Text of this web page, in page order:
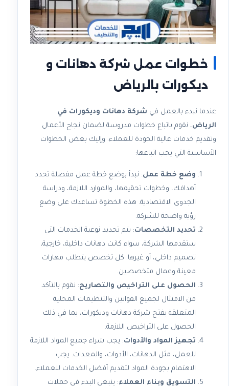
خطوات عمل شركة دهانات و
ديكورات بالرياض
عندما نبدء بالعمل في شركة دهانات وديكورات في
الرياض، نقوم باتباع خطوات مدروسة لضمان نجاح الأعمال
وتقديم خدمات عالية الجودة للعملاء. وإليك بعض الخطوات
الأساسية التي يجب اتباعها:
وضع خطة عمل: نبدأ بوضع خطة عمل مفصلة تحدد
أهدافك، وخطوات تحقيقها، والموارد اللازمة، ودراسة
الجدوى الاقتصادية. هذه الخطوة تساعدك على وضع
رؤية واضحة للشركة.
تحديد التخصصات: يتم تحديد نوعية الخدمات التي
ستقدمها الشركة، سواء كانت دهانات داخلية، خارجية،
تصميم داخلي، أو غيرها. كل تخصص يتطلب مهارات
معينة وعمال متخصصين.
الحصول على التراخيص والتصاريح: نقوم بالتأكد
من الامتثال لجميع القوانين والتنظيمات المحلية
المتعلقة بفتح شركة دهانات وديكورات، بما في ذلك
الحصول على التراخيص اللازمة.
تجهيز المواد والأدوات: يجب شراء جميع المواد اللازمة
للعمل، مثل الدهانات، الأدوات، والمعدات. يجب
الاهتمام بجودة المواد لتقديم أفضل الخدمات للعملاء.
التسويق وبناء العملاء: ينبغي البدء في حملات